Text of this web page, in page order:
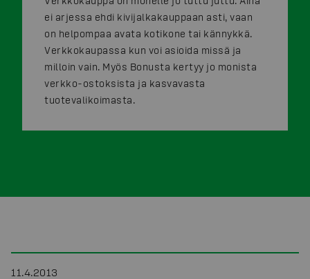
ei arjessa ehdi kivijalkakauppaan asti, vaan
on helpompaa avata kotikone tai kännykkä.
Verkkokaupassa kun voi asioida missä ja
milloin vain. Myös Bonusta kertyy jo monista
verkko-ostoksista ja kasvavasta
tuotevalikoimasta.
11.4.2013